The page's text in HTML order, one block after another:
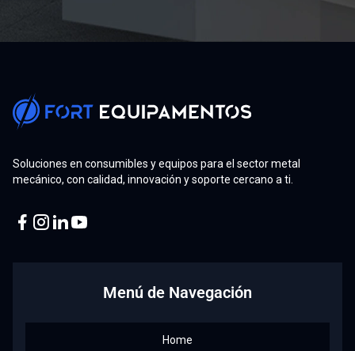
Soluciones en consumibles y equipos para el sector metal
mecánico, con calidad, innovación y soporte cercano a ti.
Menú de Navegación
Home